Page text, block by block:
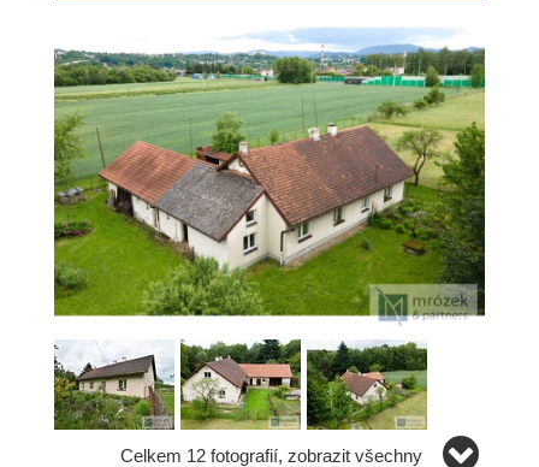
Celkem 12 fotografií, zobrazit všechny